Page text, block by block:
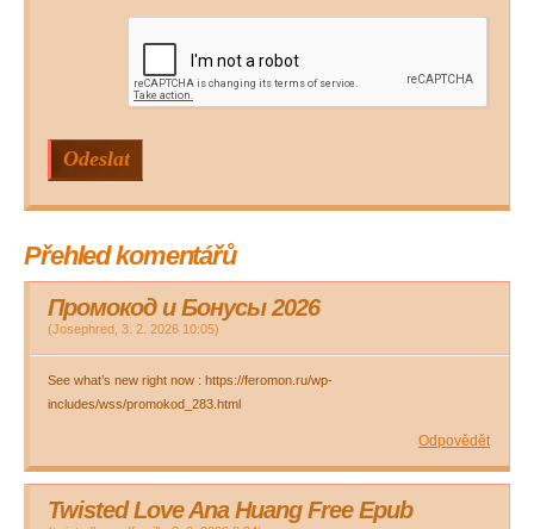
Přehled komentářů
Промокод и Бонусы 2026
(Josephred 3. 2. 2026 10:05)
See what’s new right now : https://feromon.ru/wp-
includes/wss/promokod_283.html
Odpovědět
Twisted Love Ana Huang Free Epub